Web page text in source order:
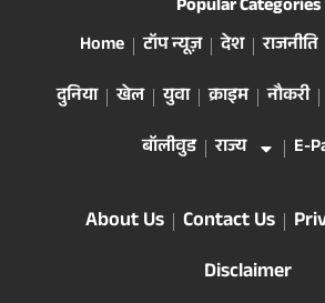
Popular Categories
Home
टॉप न्यूज़ देश राजनीति
दुनिया
खेल युवा क्राइम नौकरी
बॉलीवुड
राज्य E-
About Us Contact Us
Disclaimer